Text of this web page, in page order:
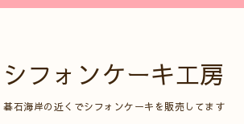
シフォンケーキ工
碁石海岸の近くでシフォンケーキを販売してます